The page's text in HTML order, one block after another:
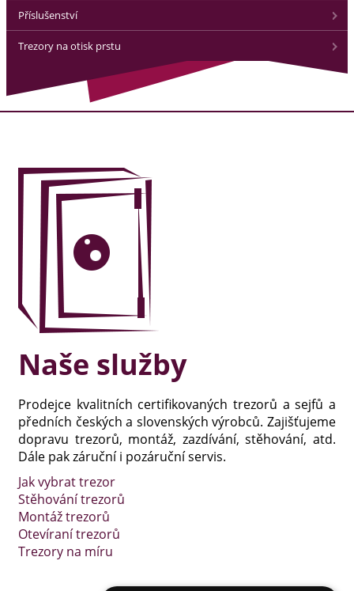
Příslušenství
Trezory na otisk prstu
Naše služby
Prodejce kvalitních certifikovaných trezorů a sejfů a
předních českých a slovenských výrobců. Zajišťujeme
dopravu trezorů, montáž, zazdívání, stěhování, atd.
Dále pak záruční i pozáruční servis.
Jak vybrat trezor
Stěhování trezorů
Montáž trezorů
Otevíraní trezorů
Trezory na míru